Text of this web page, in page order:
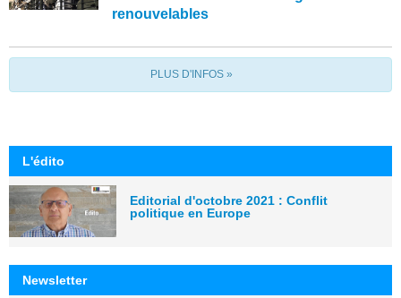
renouvelables
PLUS D'INFOS »
L'édito
Editorial d'octobre 2021 : Conflit
politique en Europe
Newsletter